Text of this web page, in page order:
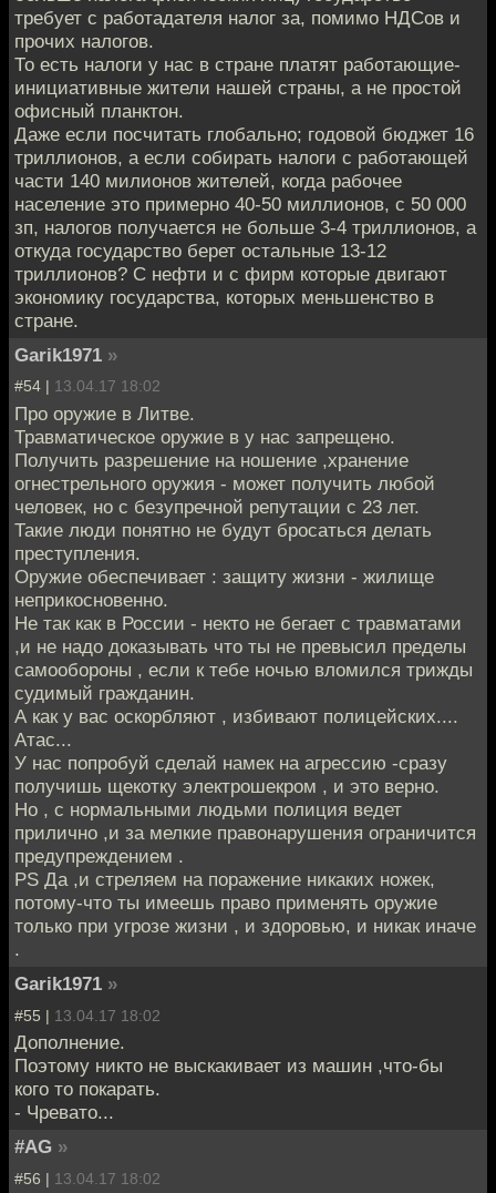
требует с работадателя налог за, помимо НДСов и
прочих налогов.
То есть налоги у нас в стране платят работающие-
инициативные жители нашей страны, а не простой
офисный планктон.
Даже если посчитать глобально; годовой бюджет 16
триллионов, а если собирать налоги с работающей
части 140 милионов жителей, когда рабочее
население это примерно 40-50 миллионов, с 50 000
зп, налогов получается не больше 3-4 триллионов, а
откуда государство берет остальные 13-12
триллионов? С нефти и с фирм которые двигают
экономику государства, которых меньшенство в
стране.
Garik1971 »
#54 | 13.04.17 18:02
Про оружие в Литве.
Травматическое оружие в у нас запрещено.
Получить разрешение на ношение ,хранение
огнестрельного оружия - может получить любой
человек, но с безупречной репутации с 23 лет.
Такие люди понятно не будут бросаться делать
преступления.
Оружие обеспечивает : защиту жизни - жилище
неприкосновенно.
Не так как в России - некто не бегает с травматами
,и не надо доказывать что ты не превысил пределы
самообороны , если к тебе ночью вломился трижды
судимый гражданин.
А как у вас оскорбляют , избивают полицейских....
Атас...
У нас попробуй сделай намек на агрессию -сразу
получишь щекотку электрошекром , и это верно.
Но , с нормальными людьми полиция ведет
прилично ,и за мелкие правонарушения ограничится
предупреждением .
PS Да ,и стреляем на поражение никаких ножек,
потому-что ты имеешь право применять оружие
только при угрозе жизни , и здоровью, и никак иначе
.
Garik1971 »
#55 | 13.04.17 18:02
Дополнение.
Поэтому никто не выскакивает из машин ,что-бы
кого то покарать.
- Чревато...
#AG »
#56 | 13.04.17 18:02